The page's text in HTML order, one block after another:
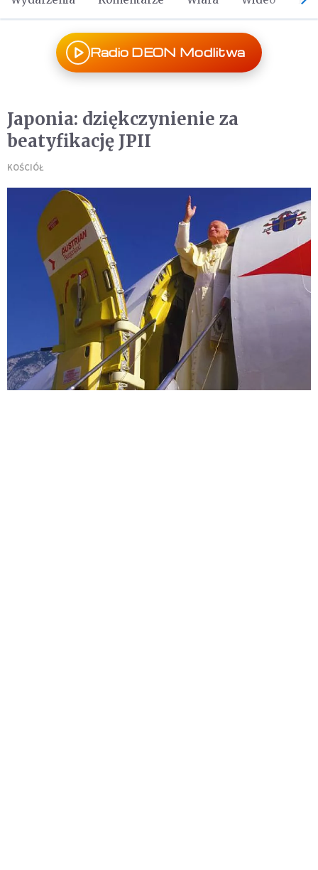
Radio DEON Modlitwa
Japonia: dziękczynienie za
beatyfikację JPII
KOŚCIÓŁ